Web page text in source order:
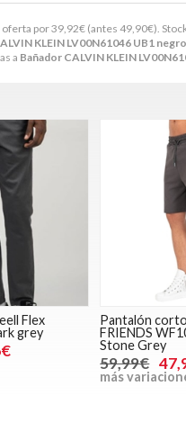
oferta por39,92€ (antes 49,90€).
KLEIN LV00N61046 UB1 negro
a Bañador CALVIN KLEIN
Flex
grey
Pantalón
FRIENDS
Stone Grey
59,99€
más